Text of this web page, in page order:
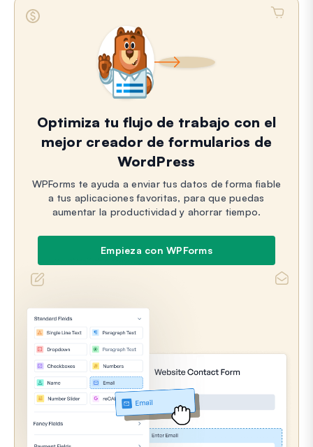
Optimiza tu flujo de trabajo con el
mejor creador de formularios de
WordPress
WPForms te ayuda a enviar tus datos de forma fiable
a tus aplicaciones favoritas, para que puedas
aumentar la productividad y ahorrar tiempo.
Empieza con WPForms